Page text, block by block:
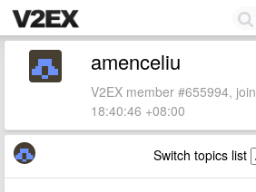
amenceliu
V2EX member #655994,
18:40:46 +08:00
Switch topics list